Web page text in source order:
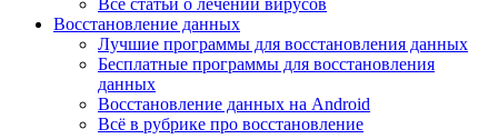
Все статьи о лечении вирусов
Восстановление данных
Лучшие программы для восстановления данных
Бесплатные программы для восстановления
данных
Восстановление данных на Android
Всё в рубрике про восстановление